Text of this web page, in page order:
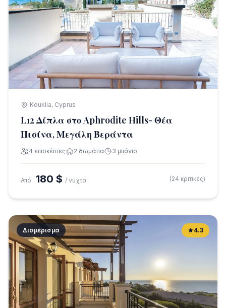
Kouklia, Cyprus
L12 Δίπλα στο Aphrodite Hills- Θέα
Πισίνα, Μεγάλη Βεράντα
4 επισκέπτες 2 δωμάτια 3 μπάνιο
Από 180 $ / νύχτα (24 κριτικές)
Διαμέρισμα 4.3